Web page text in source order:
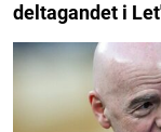
deltagandet i